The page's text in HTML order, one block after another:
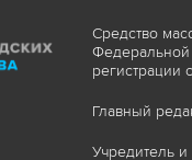
Средство
Федеральной
регистрации
Главный
Учредитель